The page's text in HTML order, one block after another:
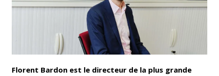
Bluesky Whatsapp
Florent Bardon est le directeur de la plus grande